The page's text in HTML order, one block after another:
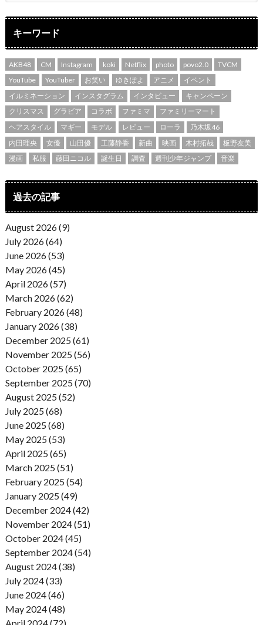
キーワード
AKB48 CM Instagram koki Netflix photo povo2.0
TVCM
YouTube
YouTuber お笑い ゆきぽよ アニメ
イベント
イルミネーション
インスタグラム インタビュー
キャンペーン
クリスマス
グラビア コラボ ファミマ
ファミリーマート
ヘアスタイル
マギー モデル レビュー ローラ
乃木坂46
内田理央
女優 山田優 工藤静香 新曲 映画 木村拓哉
板野友美
漫画
私服 藤田ニコル 誕生日 調査 週刊少年ジャンプ 音楽
過去の記事
August 2026 (9)
July 2026 (64)
June 2026 (53)
May 2026 (45)
April 2026 (57)
March 2026 (62)
February 2026 (48)
January 2026 (38)
December 2025 (61)
November 2025 (56)
October 2025 (65)
September 2025 (70)
August 2025 (52)
July 2025 (68)
June 2025 (68)
May 2025 (53)
April 2025 (65)
March 2025 (51)
February 2025 (54)
January 2025 (49)
December 2024 (42)
November 2024 (51)
October 2024 (45)
September 2024 (54)
August 2024 (38)
July 2024 (33)
June 2024 (46)
May 2024 (48)
April 2024 (72)